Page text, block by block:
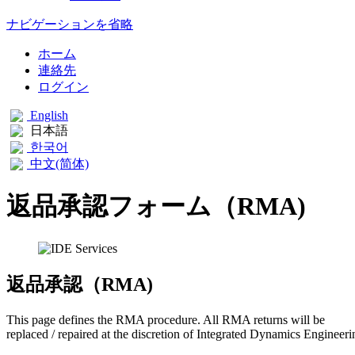
ナビゲーションを省略
ホーム
連絡先
ログイン
English
日本語
한국어
中文(简体)
返品承認フォーム（RMA)
返品承認（RMA)
This page defines the RMA procedure. All RMA returns will be
replaced / repaired at the discretion of Integrated Dynamics